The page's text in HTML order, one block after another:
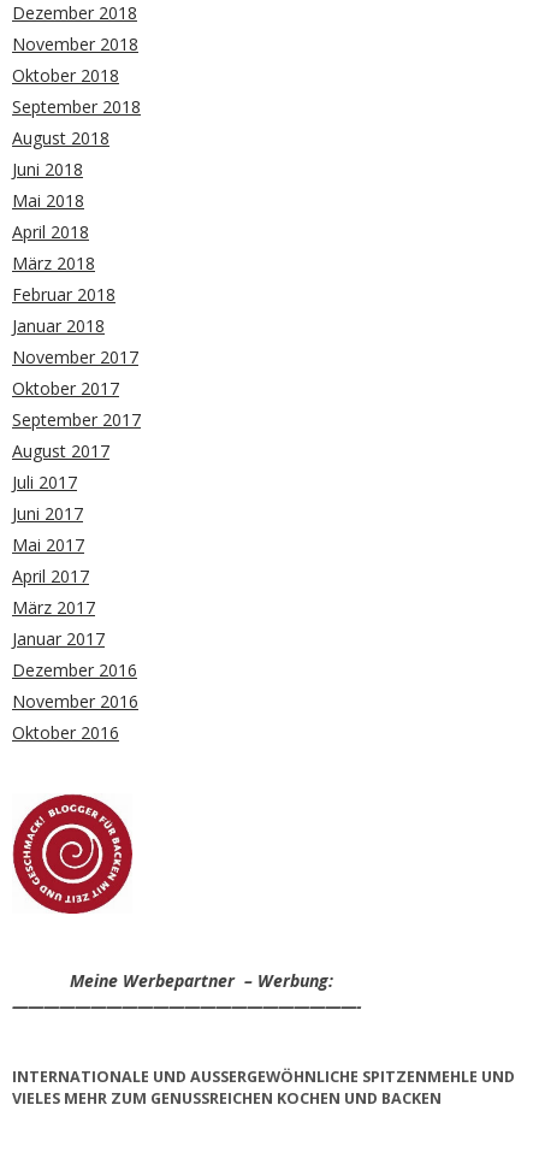
Dezember 2018
November 2018
Oktober 2018
September 2018
August 2018
Juni 2018
Mai 2018
April 2018
März 2018
Februar 2018
Januar 2018
November 2017
Oktober 2017
September 2017
August 2017
Juli 2017
Juni 2017
Mai 2017
April 2017
März 2017
Januar 2017
Dezember 2016
November 2016
Oktober 2016
Meine Werbepartner – Werbung:
——————————————————————-
INTERNATIONALE UND AUSSERGEWÖHNLICHE SPITZENMEHLE UND V
IELES MEHR ZUM GENUSSREICHEN KOCHEN UND BACKEN